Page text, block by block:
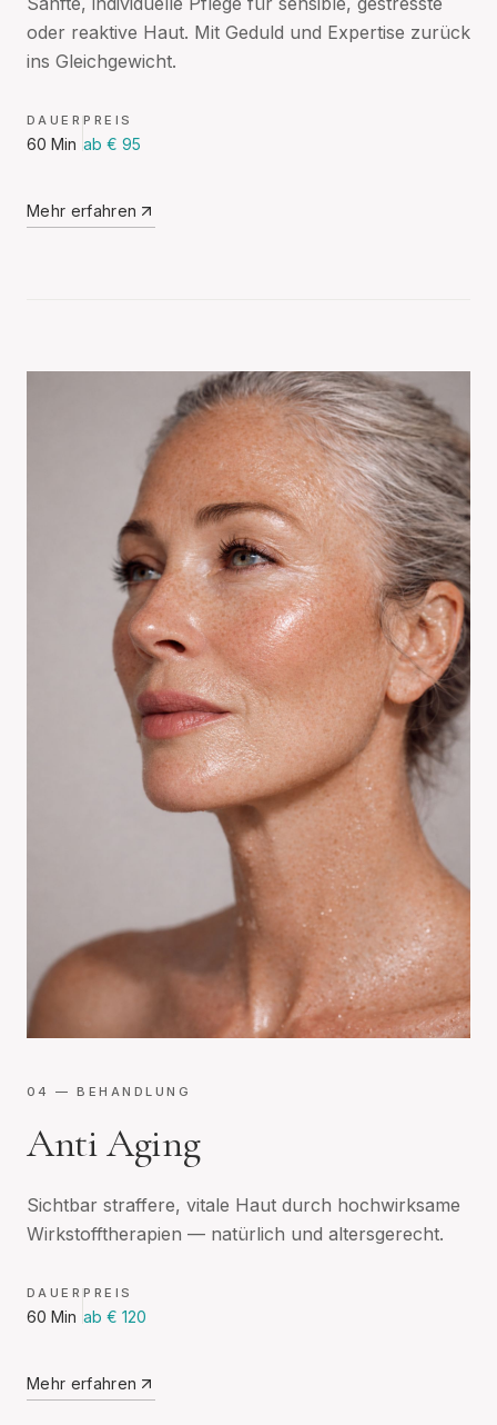
oder reaktive Haut. Mit Geduld und Expertise zurück
ins Gleichgewicht.
DAUER
60 Min
PREIS
ab € 95
Mehr erfahren
04 — BEHANDLUNG
Anti Aging
Sichtbar straffere, vitale Haut durch hochwirksame
Wirkstofftherapien — natürlich und altersgerecht.
DAUER
60 Min
PREIS
ab € 120
Mehr erfahren